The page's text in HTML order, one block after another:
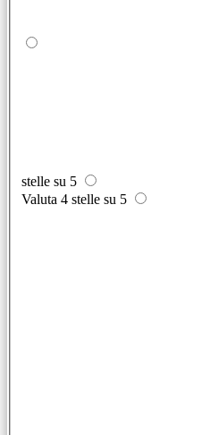
stelle su 5
Valuta 4 stelle su 5